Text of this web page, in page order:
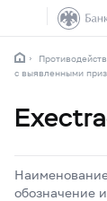
с выявленными
обозначение